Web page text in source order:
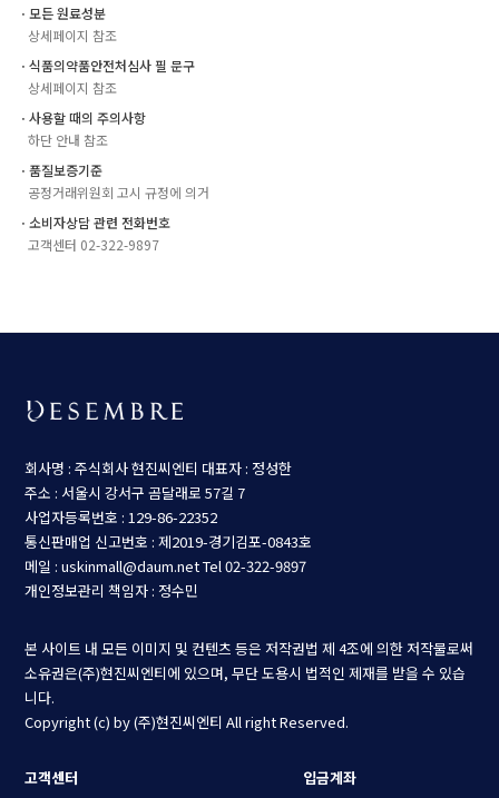
ㆍ모든 원료성분
상세페이지 참조
ㆍ식품의약품안전처심사 필 문구
상세페이지 참조
ㆍ사용할 때의 주의사항
하단 안내 참조
ㆍ품질보증기준
공정거래위원회 고시 규정에 의거
ㆍ소비자상담 관련 전화번호
고객센터 02-322-9897
회사명 : 주식회사 현진씨엔티 대표자 : 정성한
주소 : 서울시 강서구 곰달래로 57길 7
사업자등록번호 : 129-86-22352
통신판매업 신고번호 : 제2019-경기김포-0843호
메일 : uskinmall@daum.netTel 02-322-9897
개인정보관리 책임자 : 정수민
본 사이트 내 모든 이미지 및 컨텐츠 등은 저작권법 제 4조에 의한 저작물로써
소유권은(주)현진씨엔티에 있으며, 무단 도용시 법적인 제재를 받을 수 있습
니다.
Copyright (c) by (주)현진씨엔티 All right Reserved.
고객센터 입금계좌